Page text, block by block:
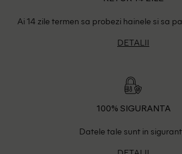
Ai 14 zile termen sa probezi hainele si sa
DETALII
100% SIGURANTA
Datele tale sunt in